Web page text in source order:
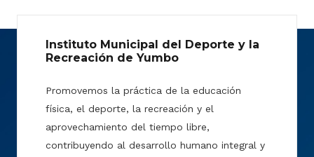
Instituto Municipal del Deporte y la
Recreación de Yumbo
Promovemos la práctica de la educación
física, el deporte, la recreación y el
aprovechamiento del tiempo libre,
contribuyendo al desarrollo humano integral y